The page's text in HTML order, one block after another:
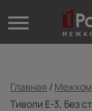
Главная /
Тиволи Е-3, Без